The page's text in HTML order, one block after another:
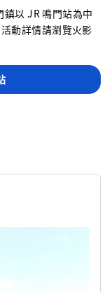
以 JR 鳴門站為中
動詳情請瀏覽火影